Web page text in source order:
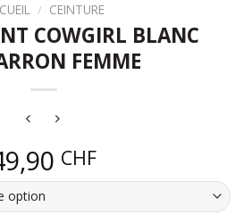
/ CEINTURE
COWGIRL BLANC
FEMME
CHF